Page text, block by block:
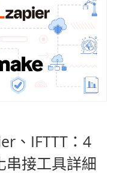
、IFTTT：4
串接工具詳細